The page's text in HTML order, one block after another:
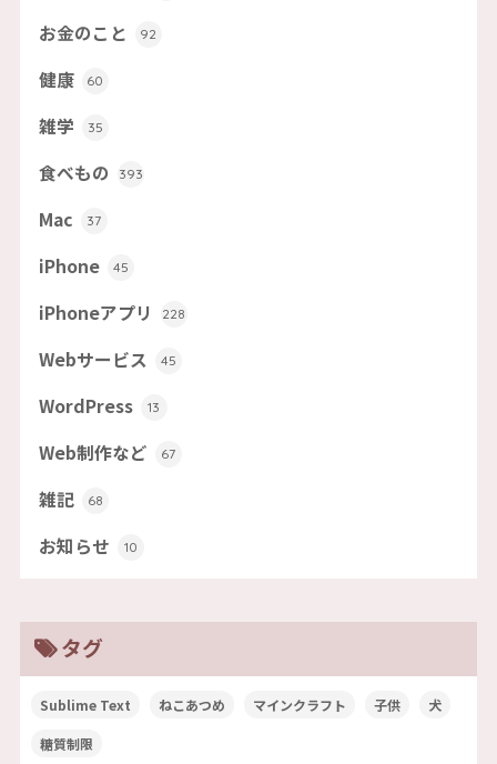
お金のこと 92
健康 60
雑学 35
食べもの 393
Mac 37
iPhone 45
iPhoneアプリ 228
Webサービス 45
WordPress 13
Web制作など 67
雑記 68
お知らせ 10
タグ
Sublime Text ねこあつめ マインクラフト 子供 犬
糖質制限